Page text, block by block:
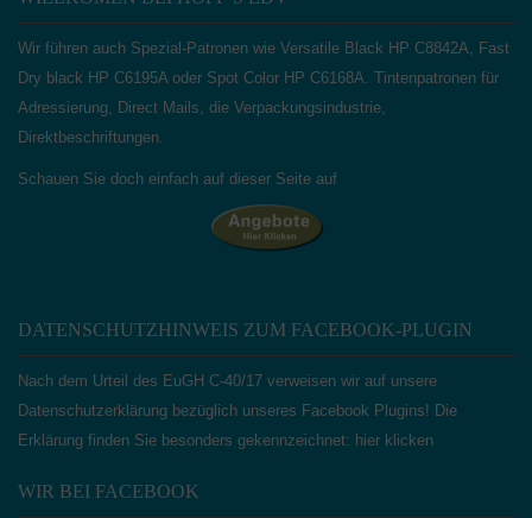
Wir führen auch Spezial-Patronen wie Versatile Black HP C8842A, Fast
Dry black HP C6195A oder Spot Color HP C6168A. Tintenpatronen für
Adressierung, Direct Mails, die Verpackungsindustrie,
Direktbeschriftungen.
Schauen Sie doch einfach auf dieser Seite auf
DATENSCHUTZHINWEIS ZUM FACEBOOK-PLUGIN
Nach dem Urteil des EuGH C‑40/17 verweisen wir auf unsere
Datenschutzerklärung bezüglich unseres Facebook Plugins! Die
Erklärung finden Sie besonders gekennzeichnet: hier klicken
WIR BEI FACEBOOK